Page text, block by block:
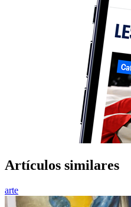
Artículos similares
arte